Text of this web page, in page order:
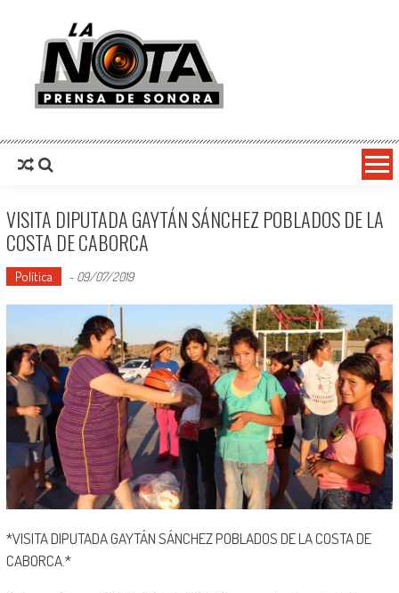
La Nota Prensa De Sonora
VISITA DIPUTADA GAYTÁN SÁNCHEZ POBLADOS DE LA
COSTA DE CABORCA
Política - 09/07/2019
*VISITA DIPUTADA GAYTÁN SÁNCHEZ POBLADOS DE LA COSTA DE
CABORCA.*